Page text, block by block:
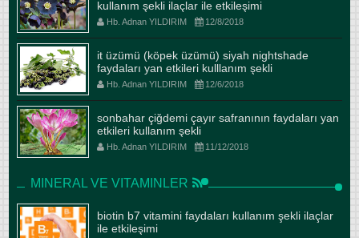
kullanım şekli ilaçlar ile etkileşimi
Hb. Adnan YILDIRIM 12/8/2018
it üzümü (köpek üzümü) siyah nightshade
faydaları yan etkileri kulllanım şekli
Hb. Adnan YILDIRIM 12/6/2018
sonbahar çiğdemi çayır safranının faydaları yan
etkileri kullanım şekli
Hb. Adnan YILDIRIM 11/12/2018
MINERAL VE VITAMINLER
biotin b7 vitamini faydaları kullanım şekli ilaçlar
ile etkileşimi